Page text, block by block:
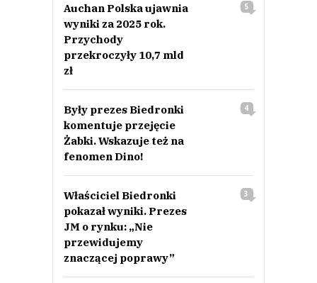
Auchan Polska ujawnia
wyniki za 2025 rok.
Przychody
przekroczyły 10,7 mld
zł
5
Były prezes Biedronki
komentuje przejęcie
Żabki. Wskazuje też na
fenomen Dino!
4
Właściciel Biedronki
pokazał wyniki. Prezes
JM o rynku: „Nie
przewidujemy
znaczącej poprawy”
3